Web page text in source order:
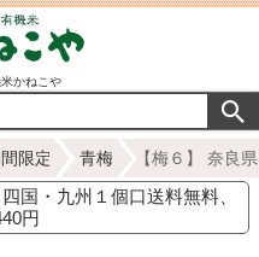
かねこや
限定 青梅 【梅６】 奈良
国・九州１個口送料無料、
円